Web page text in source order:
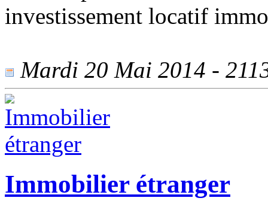
investissement locatif
Mardi 20 Mai 2014 -
Immobilier étranger